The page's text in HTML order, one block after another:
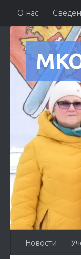
Skip to content
О нас
Новости